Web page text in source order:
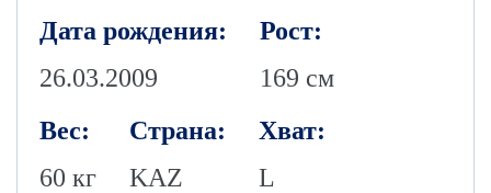
Дата рождения:
26.03.2009
Рост:
169 см
Вес:
60 кг
Страна:
KAZ
Хват:
L